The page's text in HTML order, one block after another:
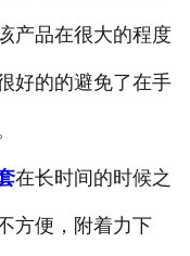
联系我们
产品在很大的程度
好的的避免了在手
在长时间的时候之
方便，附着力下